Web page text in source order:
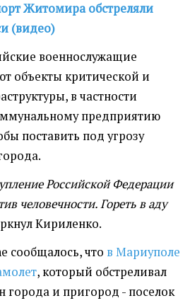
Житомира обстреляли
(видео)
военнослужащие
объекты критической и
в частности
предприятию
поставить под угрозу
Российской Федерации
человечности. Гореть в аду
Кириленко.
сообщалось, что в Мариуполе
, который обстреливал
города и пригород - поселок